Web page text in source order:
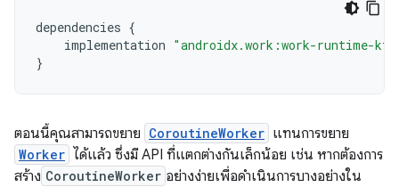
dependencies {
implementation "androidx.work:work-runtime-
}
ตอนนี้คุณสามารถขยาย CoroutineWorker แทนการขยาย
Worker ได้แล้ว ซึ่งมี API ที่แตกต่างกันเล็กน้อย เช่น หากต้องการ
สร้าง CoroutineWorker อย่างง่ายเพื่อดำเนินการบางอย่างใน